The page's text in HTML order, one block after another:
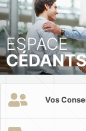
ESPACE
CÉDANTS
Vos